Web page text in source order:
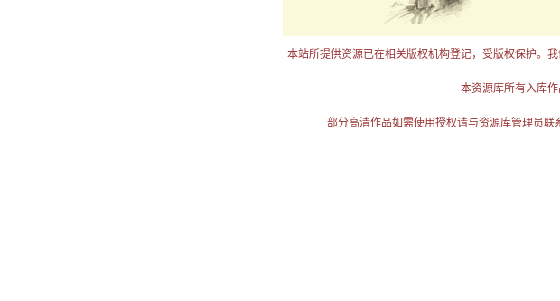
本站所提供资源已在相关版权机构登记，受版权保护。
本资源库所有入库
部分高清作品如需使用授权请与资源库管理员联